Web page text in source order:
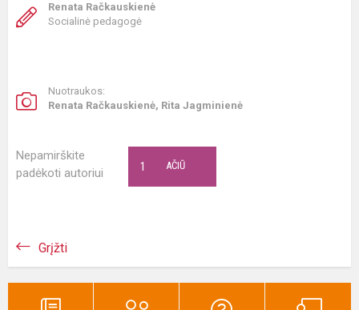
Renata Račkauskienė
Socialinė pedagogė
Nuotraukos:
Renata Račkauskienė, Rita Jagminienė
Nepamirškite
padėkoti autoriui
AČIŪ
1
Grįžti